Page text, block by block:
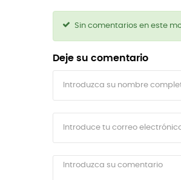
Sin comentarios en este
Deje su comentario